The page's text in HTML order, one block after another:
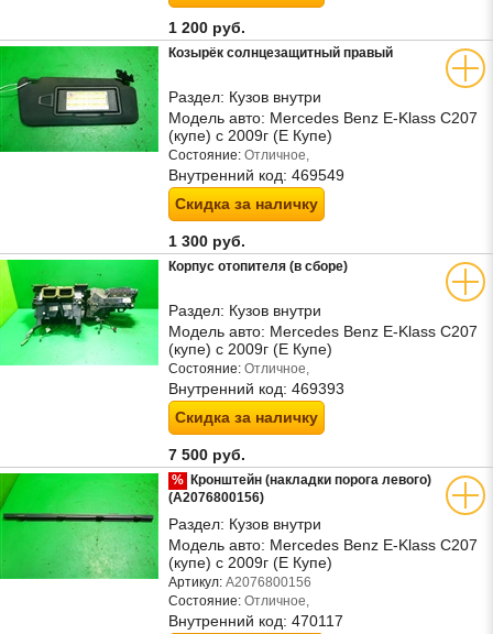
1 200 руб.
Козырёк солнцезащитный правый
Раздел: Кузов внутри
Модель авто: Mercedes Benz E-Klass C207
(купе) с 2009г (Е Купе)
Состояние: Отличное,
Внутренний код: 469549
Скидка за наличку
1 300 руб.
Корпус отопителя (в сборе)
Раздел: Кузов внутри
Модель авто: Mercedes Benz E-Klass C207
(купе) с 2009г (Е Купе)
Состояние: Отличное,
Внутренний код: 469393
Скидка за наличку
7 500 руб.
% Кронштейн (накладки порога левого)
(A2076800156)
Раздел: Кузов внутри
Модель авто: Mercedes Benz E-Klass C207
(купе) с 2009г (Е Купе)
Артикул: A2076800156
Состояние: Отличное,
Внутренний код: 470117